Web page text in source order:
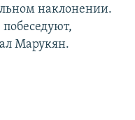
наклонении.
побеседуют,
Марукян.